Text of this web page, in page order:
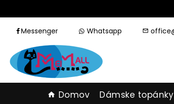
Messenger Whatsapp mail_outline
home Domov Dámske topánky